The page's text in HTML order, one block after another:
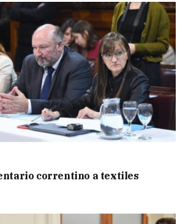
correntino a textiles